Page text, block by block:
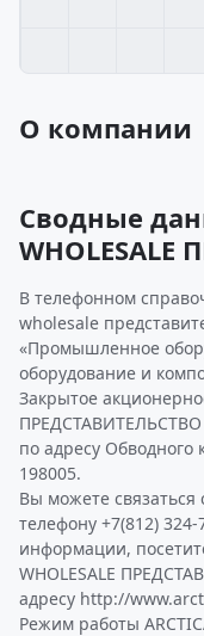
О компании
Сводные
В телефонном
wholesale
«Промышленное
оборудование и
Закрытое
ПРЕДСТАВИТЕЛЬСТВО
по адресу Обводного
198005.
Вы можете связаться
телефону +7(812)
информации,
WHOLESALE
адресу http://
Режим работы